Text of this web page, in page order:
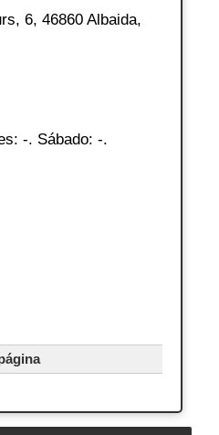
6, 46860 Albaida,
-. Sábado: -.